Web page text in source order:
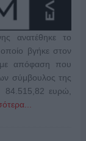
ανατέθηκε το
βγήκε στον
απόφαση που
σύμβουλος της
ευρώ,